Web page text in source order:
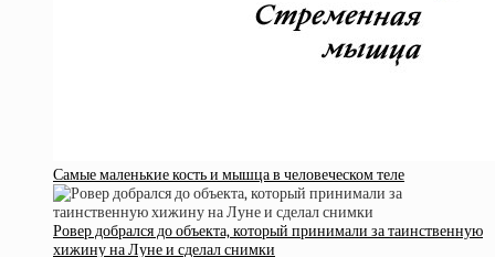
Самые маленькие кость и мышца в человеческом теле
Ровер добрался до объекта, который принимали за таинственную
хижину на Луне и сделал снимки